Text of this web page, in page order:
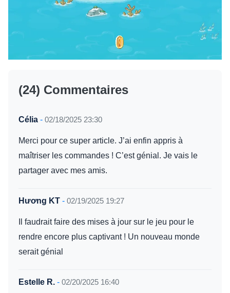
(24) Commentaires
Célia - 02/18/2025 23:30
Merci pour ce super article. J’ai enfin appris à
maîtriser les commandes ! C’est génial. Je vais le
partager avec mes amis.
Hương KT - 02/19/2025 19:27
Il faudrait faire des mises à jour sur le jeu pour le
rendre encore plus captivant ! Un nouveau monde
serait génial
Estelle R. - 02/20/2025 16:40